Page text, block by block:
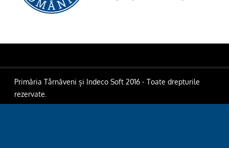
Primăria Târnăveni și Indeco Soft 2016 - Toate drepturile
rezervate.